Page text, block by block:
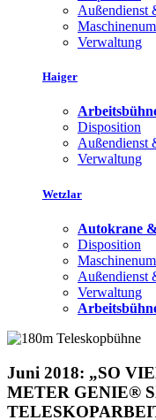
Außendienst
Verwaltung
Haiger
Disposition
Außendienst
Verwaltung
Wetzlar
Autokrane
Disposition
Außendienst
Verwaltung
Juni 2018: „SO
METER GENIE®